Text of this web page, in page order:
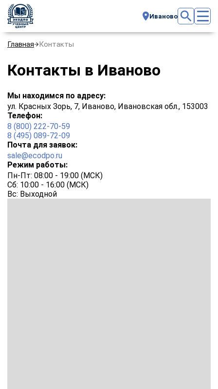
Иваново
Главная Контакты
Контакты в Иваново
Мы находимся по адресу:
ул. Красных Зорь, 7, Иваново, Ивановская обл., 153003
Телефон:
8 (800) 222-70-59
8 (495) 089-72-09
Почта для заявок:
sale@ecodpo.ru
Режим работы:
Пн-Пт: 08:00 - 19:00 (МСК)
Сб: 10:00 - 16:00 (МСК)
Вс: Выходной